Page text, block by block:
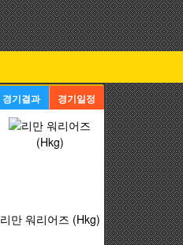
경기결과 경기일정
리만 워리어즈 (Hkg)